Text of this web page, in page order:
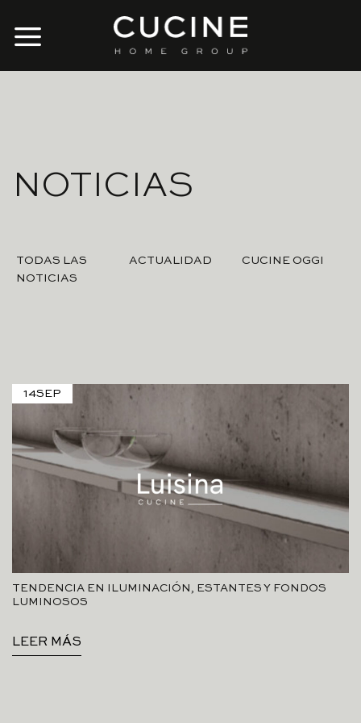
content
NOTICIAS
TODAS LAS
NOTICIAS
ACTUALIDAD CUCINE OGGI
TENDENCIA EN ILUMINACIÓN, ESTANTES Y FONDOS
LUMINOSOS
LEER MÁS
14SEP